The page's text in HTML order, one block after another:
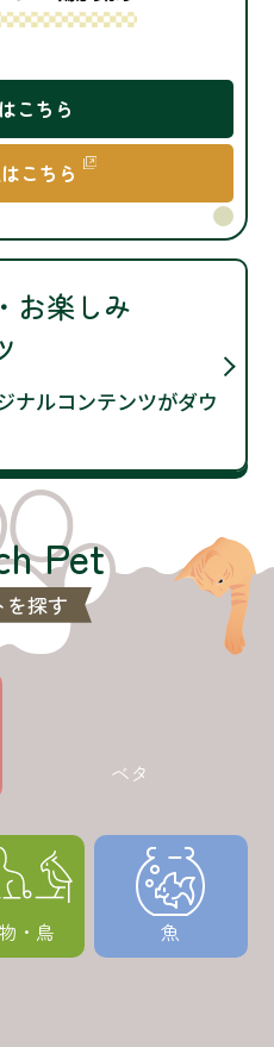
こちら
こちら
お楽しみ
ナルコンテンツがダウ
Pet
を探す
ベタ
・鳥 魚